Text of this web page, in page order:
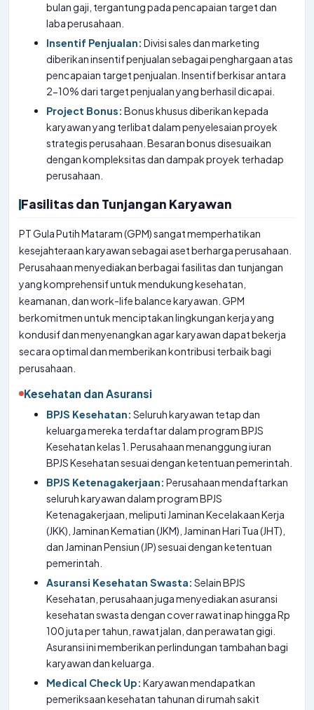
bulan gaji, tergantung pada pencapaian target dan
laba perusahaan.
Insentif Penjualan: Divisi sales dan marketing
diberikan insentif penjualan sebagai penghargaan atas
pencapaian target penjualan. Insentif berkisar antara
2-10% dari target penjualan yang berhasil dicapai.
Project Bonus: Bonus khusus diberikan kepada
karyawan yang terlibat dalam penyelesaian proyek
strategis perusahaan. Besaran bonus disesuaikan
dengan kompleksitas dan dampak proyek terhadap
perusahaan.
Fasilitas dan Tunjangan Karyawan
PT Gula Putih Mataram (GPM) sangat memperhatikan
kesejahteraan karyawan sebagai aset berharga perusahaan.
Perusahaan menyediakan berbagai fasilitas dan tunjangan
yang komprehensif untuk mendukung kesehatan,
keamanan, dan work-life balance karyawan. GPM
berkomitmen untuk menciptakan lingkungan kerja yang
kondusif dan menyenangkan agar karyawan dapat bekerja
secara optimal dan memberikan kontribusi terbaik bagi
perusahaan.
Kesehatan dan Asuransi
BPJS Kesehatan: Seluruh karyawan tetap dan
keluarga mereka terdaftar dalam program BPJS
Kesehatan kelas 1. Perusahaan menanggung iuran
BPJS Kesehatan sesuai dengan ketentuan pemerintah.
BPJS Ketenagakerjaan: Perusahaan mendaftarkan
seluruh karyawan dalam program BPJS
Ketenagakerjaan, meliputi Jaminan Kecelakaan Kerja
(JKK), Jaminan Kematian (JKM), Jaminan Hari Tua (JHT),
dan Jaminan Pensiun (JP) sesuai dengan ketentuan
pemerintah.
Asuransi Kesehatan Swasta: Selain BPJS
Kesehatan, perusahaan juga menyediakan asuransi
kesehatan swasta dengan cover rawat inap hingga Rp
100 juta per tahun, rawat jalan, dan perawatan gigi.
Asuransi ini memberikan perlindungan tambahan bagi
karyawan dan keluarga.
Medical Check Up: Karyawan mendapatkan
pemeriksaan kesehatan tahunan di rumah sakit